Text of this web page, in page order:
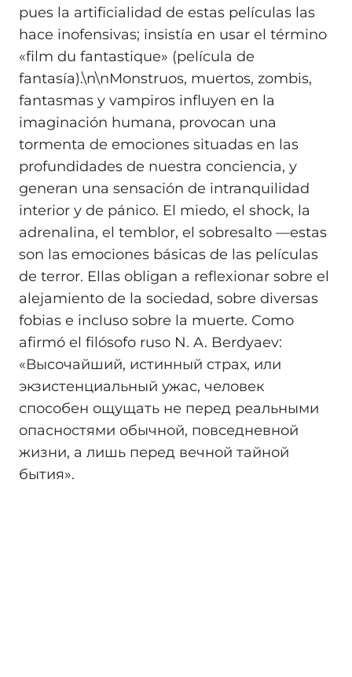
pues la artificialidad de estas películas las
hace inofensivas; insistía en usar el término
«film du fantastique» (película de
fantasía).\n\nMonstruos, muertos, zombis,
fantasmas y vampiros influyen en la
imaginación humana, provocan una
tormenta de emociones situadas en las
profundidades de nuestra conciencia, y
generan una sensación de intranquilidad
interior y de pánico. El miedo, el shock, la
adrenalina, el temblor, el sobresalto —estas
son las emociones básicas de las películas
de terror. Ellas obligan a reflexionar sobre el
alejamiento de la sociedad, sobre diversas
fobias e incluso sobre la muerte. Como
afirmó el filósofo ruso N. A. Berdyaev:
«Высочайший, истинный страх, или
экзистенциальный ужас, человек
способен ощущать не перед реальными
опасностями обычной, повседневной
жизни, а лишь перед вечной тайной
бытия».